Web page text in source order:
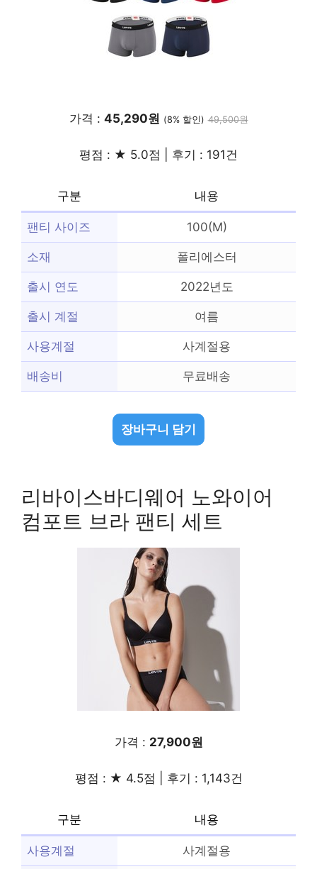
가격 : 45,290원 (8% 할인) 49,500원
평점 : ★ 5.0점 | 후기 : 191건
구분 내용
팬티 사이즈 100(M)
소재 폴리에스터
출시 연도 2022년도
출시 계절 여름
사용계절 사계절용
배송비 무료배송
장바구니 담기
리바이스바디웨어 노와이어
컴포트 브라 팬티 세트
가격 : 27,900원
평점 : ★ 4.5점 | 후기 : 1,143건
구분 내용
사용계절 사계절용